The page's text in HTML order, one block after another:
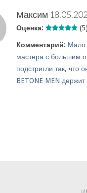
Максим
Оценка: (5)
Комментарий: Мало
мастера с большим
подстригли так, что
BETONE MEN